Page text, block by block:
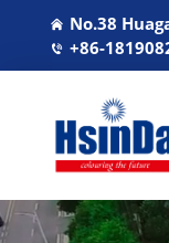
No.38
+86-